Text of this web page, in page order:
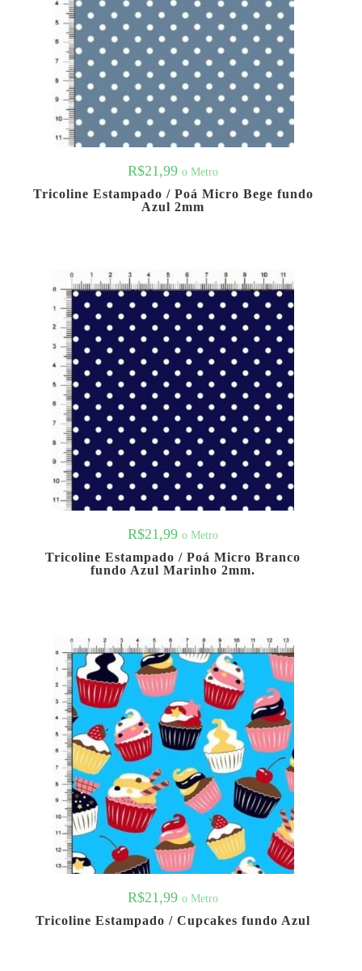
R$21,99 o Metro
Tricoline Estampado / Poá Micro Bege fundo
Azul 2mm
R$21,99 o Metro
Tricoline Estampado / Poá Micro Branco
fundo Azul Marinho 2mm.
R$21,99 o Metro
Tricoline Estampado / Cupcakes fundo Azul